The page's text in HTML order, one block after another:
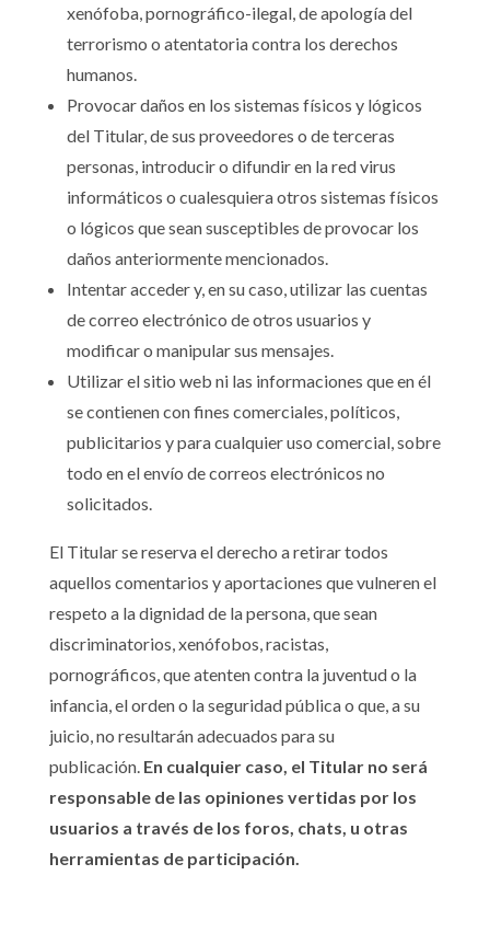
xenófoba, pornográfico-ilegal, de apología del
terrorismo o atentatoria contra los derechos
humanos.
Provocar daños en los sistemas físicos y lógicos
del Titular, de sus proveedores o de terceras
personas, introducir o difundir en la red virus
informáticos o cualesquiera otros sistemas físicos
o lógicos que sean susceptibles de provocar los
daños anteriormente mencionados.
Intentar acceder y, en su caso, utilizar las cuentas
de correo electrónico de otros usuarios y
modificar o manipular sus mensajes.
Utilizar el sitio web ni las informaciones que en él
se contienen con fines comerciales, políticos,
publicitarios y para cualquier uso comercial, sobre
todo en el envío de correos electrónicos no
solicitados.
El Titular se reserva el derecho a retirar todos
aquellos comentarios y aportaciones que vulneren el
respeto a la dignidad de la persona, que sean
discriminatorios, xenófobos, racistas,
pornográficos, que atenten contra la juventud o la
infancia, el orden o la seguridad pública o que, a su
juicio, no resultarán adecuados para su
publicación. En cualquier caso, el Titular no será
responsable de las opiniones vertidas por los
usuarios a través de los foros, chats, u otras
herramientas de participación.